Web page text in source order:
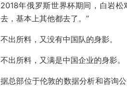
2018年俄罗斯世界杯期间，白岩
去，基本上其他都去了。”
不出所料，又没有中国队的身影。
不出所料，又满是中国企业的身影。
据总部位于伦敦的数据分析和咨询